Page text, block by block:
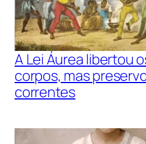
A Lei Áurea libertou
corpos, mas
correntes